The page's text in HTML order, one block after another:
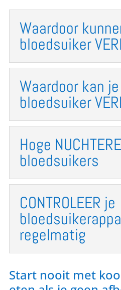
Waardoor
bloedsuiker
Waardoor kan je
bloedsuiker
Hoge NUCHTERE
bloedsuikers
CONTROLEER je
regelmatig
Start nooit met